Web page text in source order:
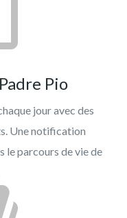
Pio
jour avec des
Une notification
le parcours de vie de